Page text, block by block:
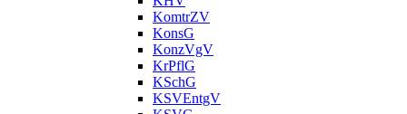
KomtrZV
KonsG
KonzVgV
KrPflG
KSchG
KSVEntgV